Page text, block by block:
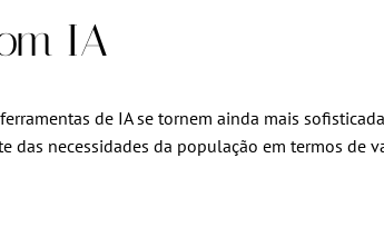
IA
de IA se tornem ainda mais
das necessidades da população em termos de